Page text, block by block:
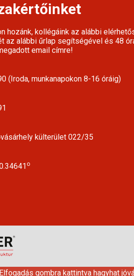
hozánk, kollégáink az alábbi
az alábbi űrlap segítségével és 48
email címre!
(Iroda, munkanapokon 8-16 óráig)
külterület 022/35
o
gombra kattintva hagyhat